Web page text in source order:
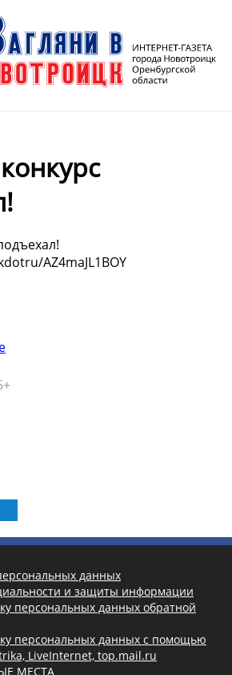
AZ4maJL1BOY
данных
и защиты информации
персональных данных обратной
персональных данных с помощью
LiveInternet, top.mail.ru
МЕСТА